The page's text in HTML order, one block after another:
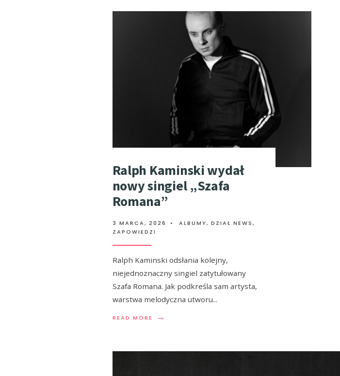
Ralph Kaminski wydał
nowy singiel „Szafa
Romana”
3 MARCA, 2026 • ALBUMY, DZIAŁ NEWS,
ZAPOWIEDZI
Ralph Kaminski odsłania kolejny,
niejednoznaczny singiel zatytułowany
Szafa Romana. Jak podkreśla sam artysta,
warstwa melodyczna utworu...
READ MORE →